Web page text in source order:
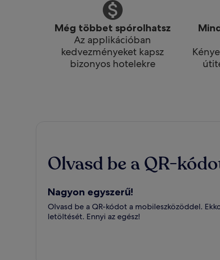
Még többet spórolhatsz
Az applikációban
kedvezményeket kapsz
bizonyos hotelekre
Olvasd be a QR-
Nagyon egyszerű!
Olvasd be a QR-kódot a mobileszközöddel.
letöltését. Ennyi az egész!